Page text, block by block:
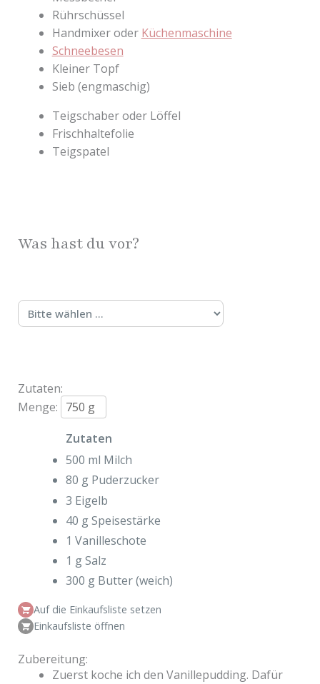
Rührschüssel
Handmixer oder Küchenmaschine
Schneebesen
Kleiner Topf
Sieb (engmaschig)
Teigschaber oder Löffel
Frischhaltefolie
Teigspatel
Was hast du vor?
Zutaten:
Menge:
Zutaten
500 ml Milch
80 g Puderzucker
3 Eigelb
40 g Speisestärke
1 Vanilleschote
1 g Salz
300 g Butter (weich)
Auf die Einkaufsliste setzen
Einkaufsliste öffnen
Zubereitung:
Zuerst koche ich den Vanillepudding. Dafür